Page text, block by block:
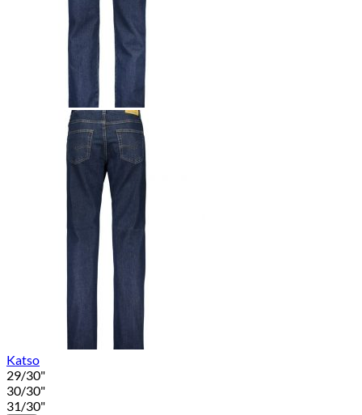
Katso
29/30"
30/30"
31/30"